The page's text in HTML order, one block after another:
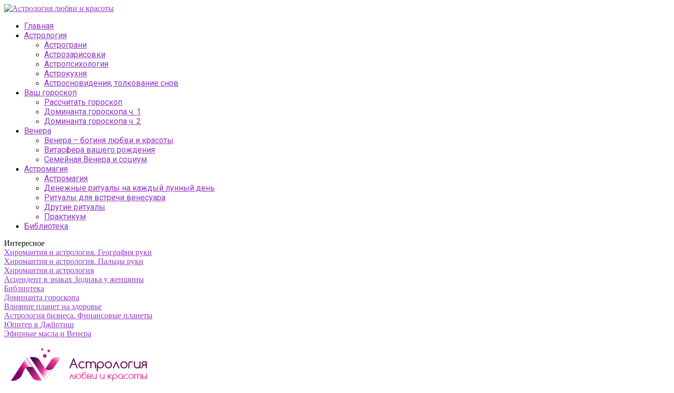
Главная
Астрология
Астрограни
Астрозарисовки
Астропсихология
Астрокухня
Астросновидения, толкование снов
Ваш гороскоп
Рассчитать гороскоп
Доминанта гороскопа ч. 1
Доминанта гороскопа ч. 2
Венера
Венера – богиня любви и красоты
Витасфера вашего рождения
Семейная Венера и социум
Астромагия
Астромагия
Денежные ритуалы на каждый лунный день
Ритуалы для встречи венесуара
Другие ритуалы
Практикум
Библиотека
Интересное
Хиромантия и астрология. География руки
Хиромантия и астрология. Пальцы руки
Хиромантия и астрология
Асцендент в знаках Зодиака у женщины
Библиотека
Доминанта гороскопа
Влияние планет на здоровье
Астрология бизнеса. Финансовые планеты
Юпитер в Джйотиш
Эфирные масла и Венера